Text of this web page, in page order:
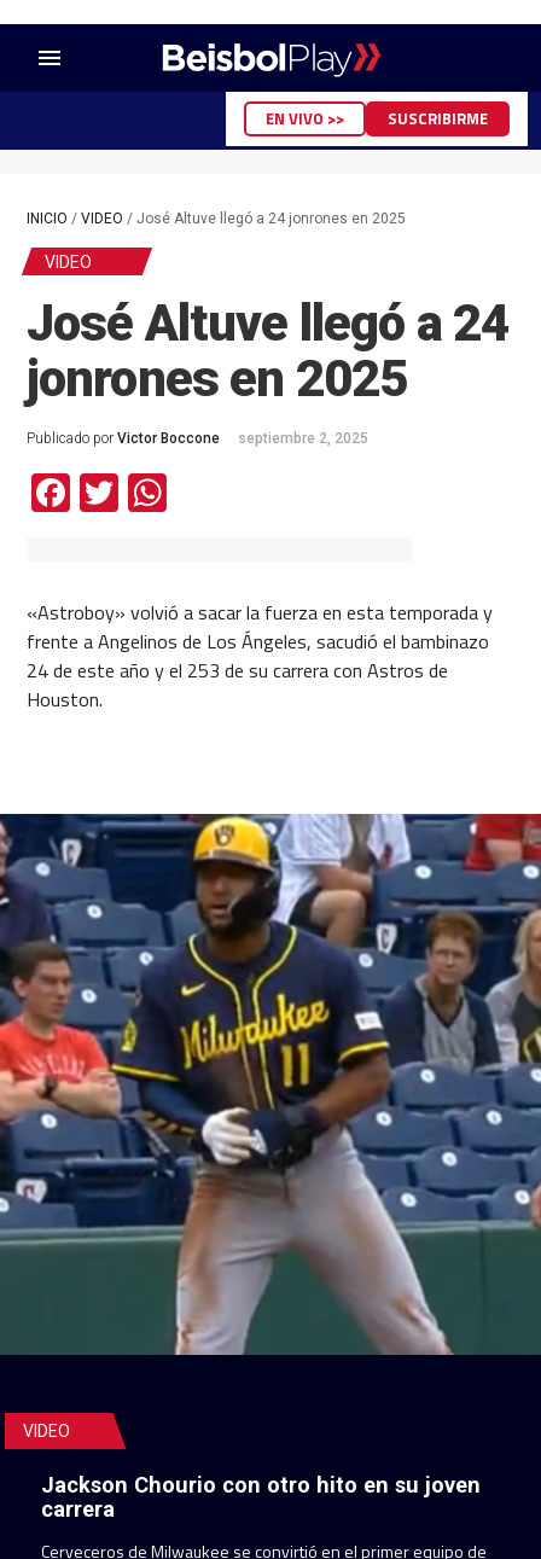
menu
EN VIVO >> SUSCRIBIRME
INICIO / VIDEO / José Altuve llegó a 24 jonrones en 2025
VIDEO
José Altuve llegó a 24
jonrones en 2025
Publicado por Victor Boccone septiembre 2, 2025
Facebook
TwitterWhatsApp
«Astroboy» volvió a sacar la fuerza en esta temporada y
frente a Angelinos de Los Ángeles, sacudió el bambinazo
24 de este año y el 253 de su carrera con Astros de
Houston.
VIDEO
Jackson Chourio con otro hito en su joven
carrera
Cerveceros de Milwaukee se convirtió en el primer equipo de